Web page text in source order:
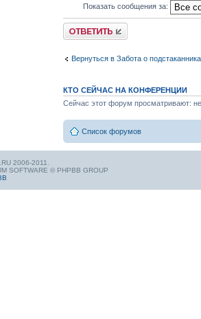
Показать сообщения за:
Вернуться в Забота о
КТО СЕЙЧАС НА КОНФЕРЕНЦИИ
Сейчас этот форум просматривают:
Список форумов
2006-2011.
SOFTWARE © PHPBB GROUP